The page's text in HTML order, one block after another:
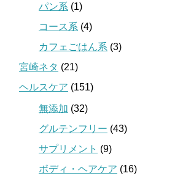
パン系 (1)
コース系 (4)
カフェごはん系 (3)
宮崎ネタ (21)
ヘルスケア (151)
無添加 (32)
グルテンフリー (43)
サプリメント (9)
ボディ・ヘアケア (16)